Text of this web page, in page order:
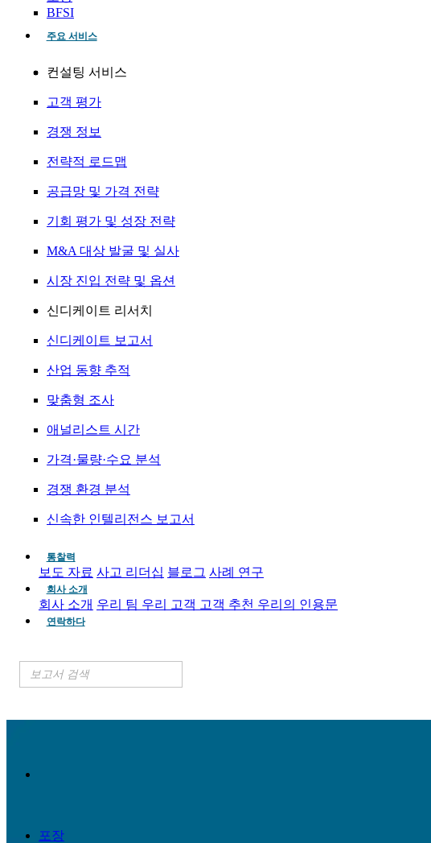
BFSI
주요 서비스
컨설팅 서비스
고객 평가
경쟁 정보
전략적 로드맵
공급망 및 가격 전략
기회 평가 및 성장 전략
M&A 대상 발굴 및 실사
시장 진입 전략 및 옵션
신디케이트 리서치
신디케이트 보고서
산업 동향 추적
맞춤형 조사
애널리스트 시간
가격·물량·수요 분석
경쟁 환경 분석
신속한 인텔리전스 보고서
통찰력
보도 자료 사고 리더십 블로그 사례 연구
회사 소개
회사 소개 우리 팀 우리 고객 고객 추천 우리의 인용문
연락하다
포장